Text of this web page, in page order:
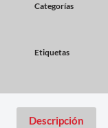
Categorías
Etiquetas
Descripción